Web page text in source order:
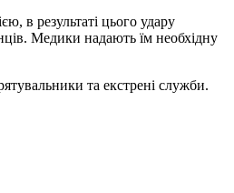
в результаті цього удару
Медики надають їм необхідну
та екстрені служби.